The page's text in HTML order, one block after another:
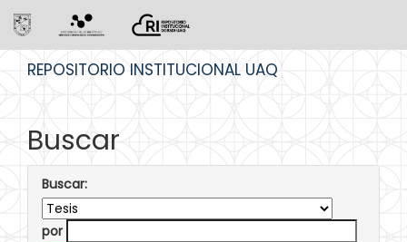
REPOSITORIO INSTITUCIONAL UAQ
Buscar
Buscar:
por